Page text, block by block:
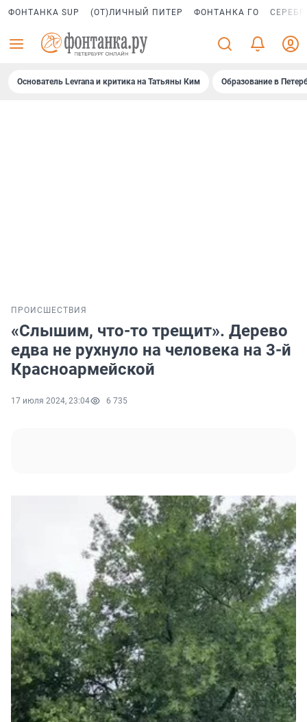
ФОНТАНКА SUP (ОТ)ЛИЧНЫЙ ПИТЕР ФОНТАНКА ГО
Основатель Levrana и критика на Татьяны Ким Образование в
ПРОИСШЕСТВИЯ
«Слышим, что-то трещит». Дерево
едва не рухнуло на человека на 3-й
Красноармейской
17 июля 2024, 23:04 6 735